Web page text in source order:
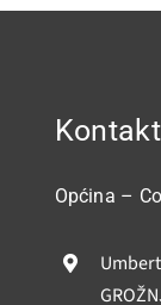
Općina –